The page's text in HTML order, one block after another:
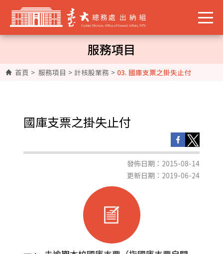
服務項目
首頁 > 服務項目 > 計核股業務 > 03. 國庫支票之掛失止付
國庫支票之掛失止付
發佈日期：2015-08-14
更新日期：2019-06-24